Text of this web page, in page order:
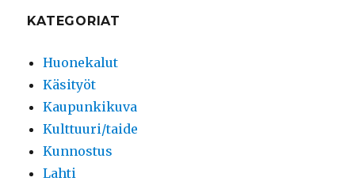
KATEGORIAT
Huonekalut
Käsityöt
Kaupunkikuva
Kulttuuri/taide
Kunnostus
Lahti